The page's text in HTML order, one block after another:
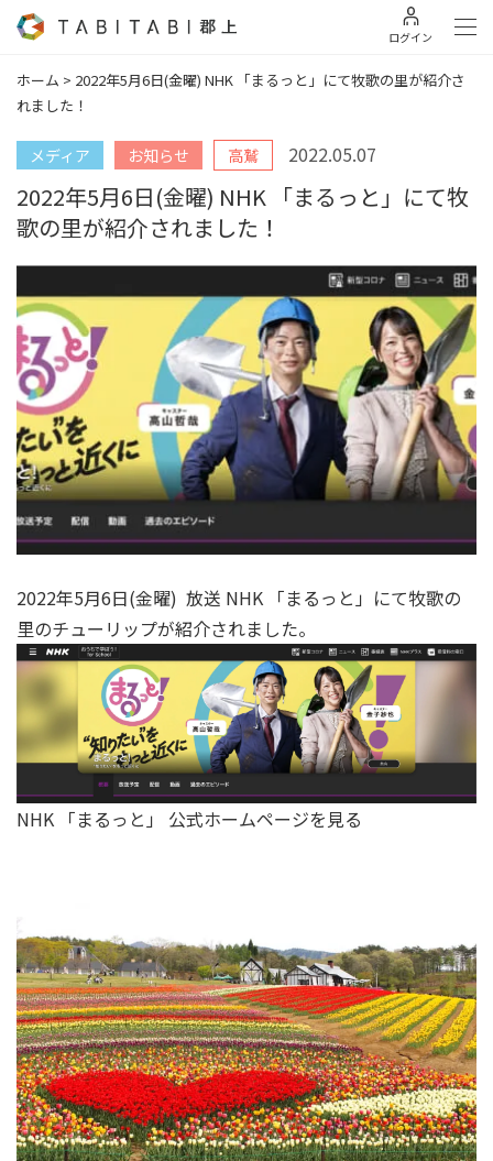
ログイン
ホーム > 2022年5月6日(金曜) NHK 「まるっと」にて牧歌の里が紹介さ
れました！
メディア お知らせ 高鷲 2022.05.07
2022年5月6日(金曜) NHK 「まるっと」にて牧
歌の里が紹介されました！
2022年5月6日(金曜) 放送 NHK 「まるっと」にて牧歌の
里のチューリップが紹介されました。
NHK 「まるっと」 公式ホームページを見る